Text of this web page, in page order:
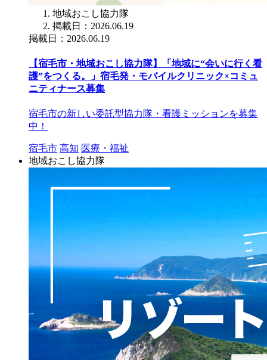
地域おこし協力隊
掲載日：2026.06.19
掲載日：2026.06.19
【宿毛市・地域おこし協力隊】「地域に“会いに行く看
護”をつくる。」宿毛発・モバイルクリニック×コミュ
ニティナース募集
宿毛市の新しい委託型協力隊・看護ミッションを募集
中！
宿毛市 高知 医療・福祉
地域おこし協力隊